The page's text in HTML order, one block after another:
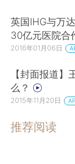
英国IHG与万
30亿元医院合
2016年01月06日
【封面报道】
么？
2015年11月20日
推荐阅读